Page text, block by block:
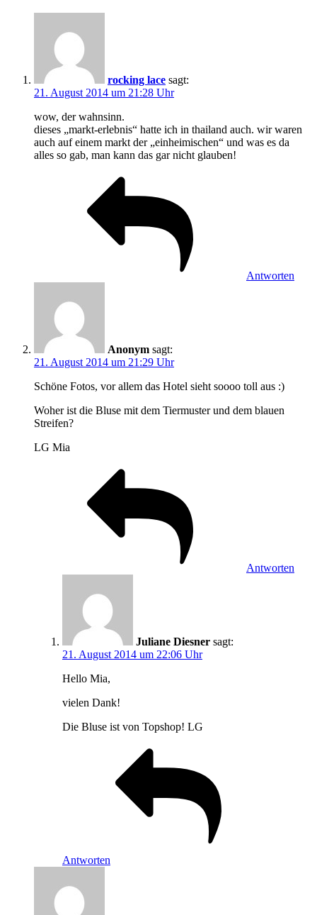
rocking lace sagt:
21. August 2014 um 21:28 Uhr
wow, der wahnsinn.
dieses „markt-erlebnis“ hatte ich in thailand auch. wir waren
auch auf einem markt der „einheimischen“ und was es da
alles so gab, man kann das gar nicht glauben!
Antworten
Anonym sagt:
21. August 2014 um 21:29 Uhr
Schöne Fotos, vor allem das Hotel sieht soooo toll aus :)
Woher ist die Bluse mit dem Tiermuster und dem blauen
Streifen?
LG Mia
Antworten
Juliane Diesner sagt:
21. August 2014 um 22:06 Uhr
Hello Mia,
vielen Dank!
Die Bluse ist von Topshop! LG
Antworten